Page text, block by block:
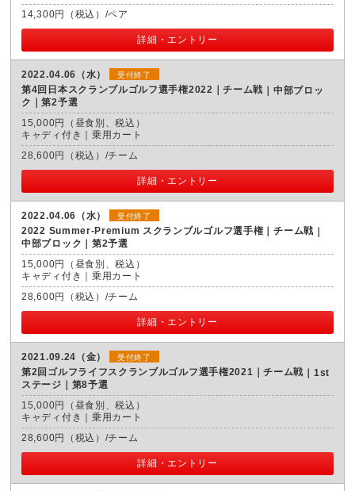
14,300円（税込）/ペア
詳細・エントリー
2022.04.06（水） 受付終了
第4回日本スクランブルゴルフ選手権2022｜チーム戦
中部ブロッ
ク｜第2予選
15,000円（昼食別、税込）
キャディ付き｜乗用カート
28,600円（税込）/チーム
詳細・エントリー
2022.04.06（水） 受付終了
2022 Summer-Premium スクランブルゴルフ選手権｜チーム戦
中部ブロック｜第2予選
15,000円（昼食別、税込）
キャディ付き｜乗用カート
28,600円（税込）/チーム
詳細・エントリー
2021.09.24（金） 受付終了
第2回ゴルフライフスクランブルゴルフ選手権2021｜チーム戦
1st
ステージ｜第8予選
15,000円（昼食別、税込）
キャディ付き｜乗用カート
28,600円（税込）/チーム
詳細・エントリー